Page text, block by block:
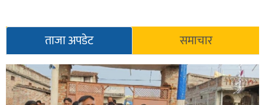
स्वास्थ्य
ताजा अपडेट समाचार